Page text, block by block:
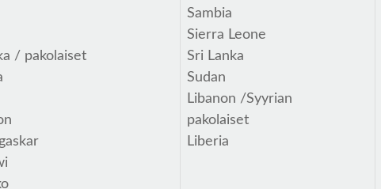
/ pakolaiset
Sambia
Sierra Leone
Sri Lanka
Sudan
Libanon /Syyrian
pakolaiset
Liberia